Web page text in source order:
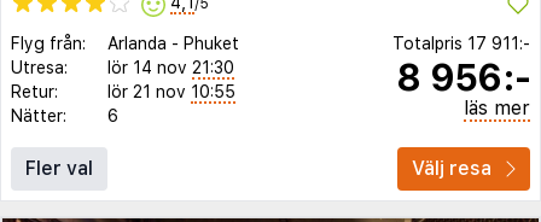
/5
Flyg från: Arlanda - Phuket
Utresa:
lör 14 nov 21:30
Retur:
lör 21 nov 10:55
Nätter:
6
Totalpris 17 911:-
8 956:-
läs mer
Fler val Välj resa